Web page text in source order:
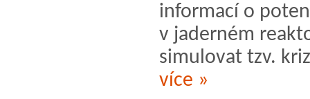
informací o
v jaderném
simulovat tzv.
více »